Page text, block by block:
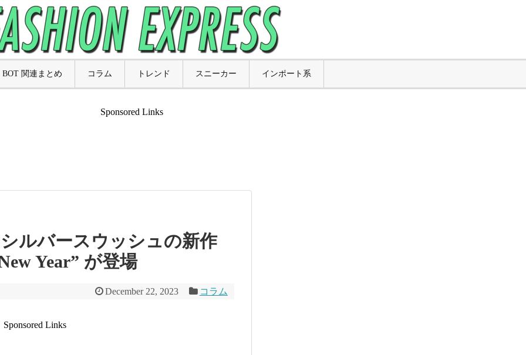
BOT 関連まとめ コラム トレンド スニーカー インポート系
Sponsored Links
ルバースウッシュの新作
Year” が登場
December 22, 2023 コラム
Sponsored Links